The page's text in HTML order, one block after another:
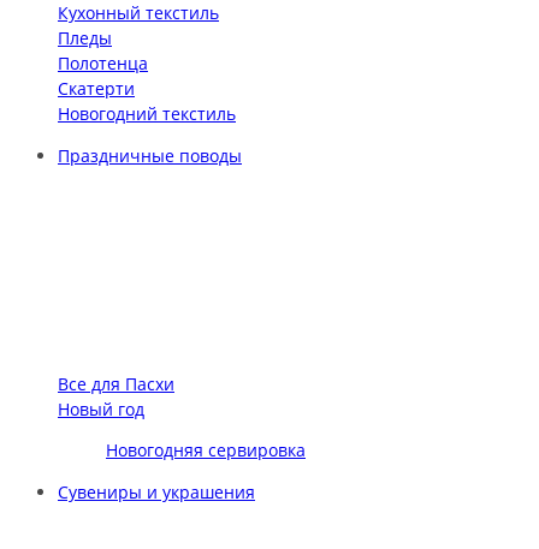
Кухонный текстиль
Пледы
Полотенца
Скатерти
Новогодний текстиль
Праздничные поводы
Все для Пасхи
Новый год
Новогодняя сервировка
Сувениры и украшения